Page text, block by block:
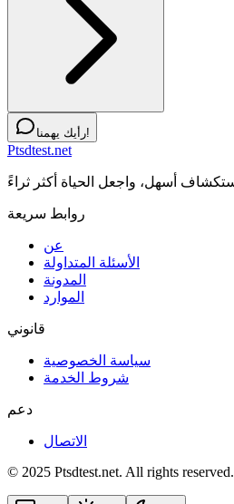
رأيك يهمنا!
Ptsdtest.net
روابط سريعة
عن
الأسئلة المتداولة
المدونة
الموارد
قانوني
سياسة الخصوصية
شروط الخدمة
دعم
الاتصال
© 2025 Ptsdtest.net. All rights reserved.